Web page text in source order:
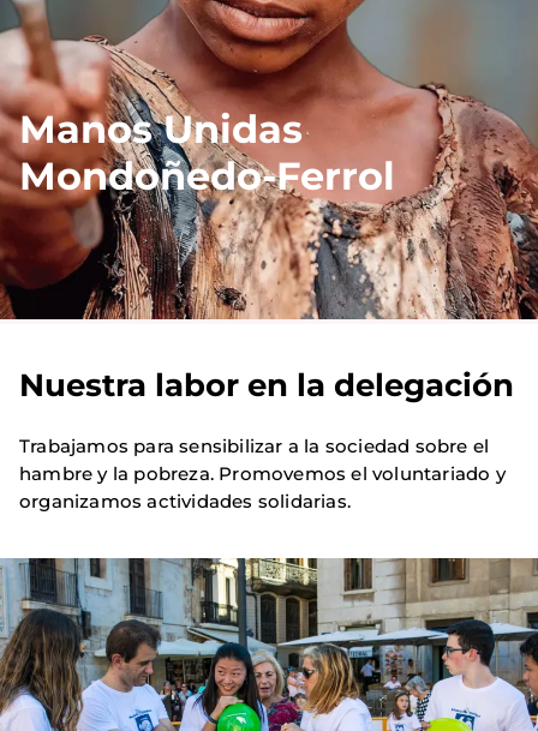
Manos Unidas
Mondoñedo-Ferrol
Nuestra labor en la delegación
Trabajamos para sensibilizar a la sociedad sobre el
hambre y la pobreza. Promovemos el voluntariado y
organizamos actividades solidarias.